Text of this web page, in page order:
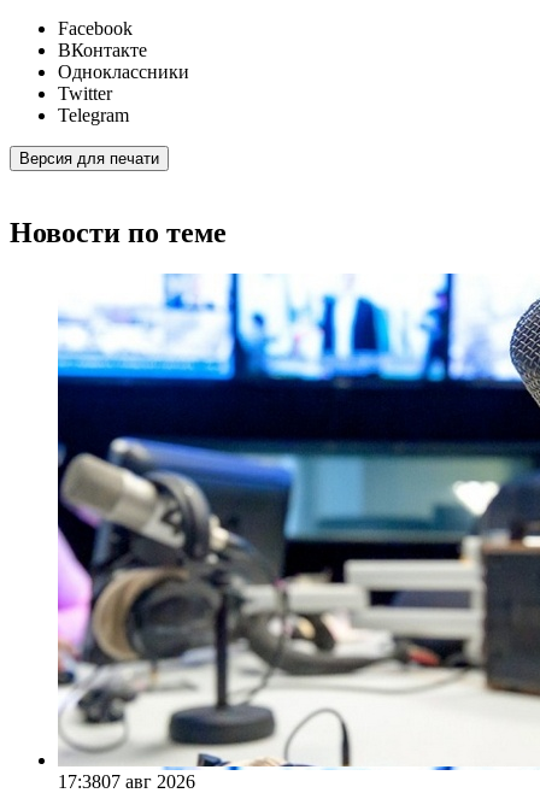
Facebook
ВКонтакте
Одноклассники
Twitter
Telegram
Версия для печати
Новости по теме
17:3807 авг 2026